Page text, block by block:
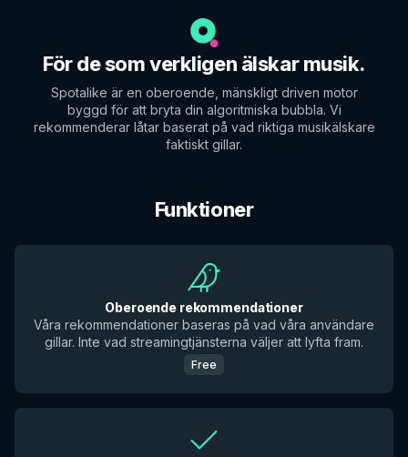
För de som verkligen älskar musik.
Spotalike är en oberoende, mänskligt driven motor
byggd för att bryta din algoritmiska bubbla. Vi
rekommenderar låtar baserat på vad riktiga musikälskare
faktiskt gillar.
Funktioner
Oberoende rekommendationer
Våra rekommendationer baseras på vad våra användare
gillar. Inte vad streamingtjänsterna väljer att lyfta fram.
Free